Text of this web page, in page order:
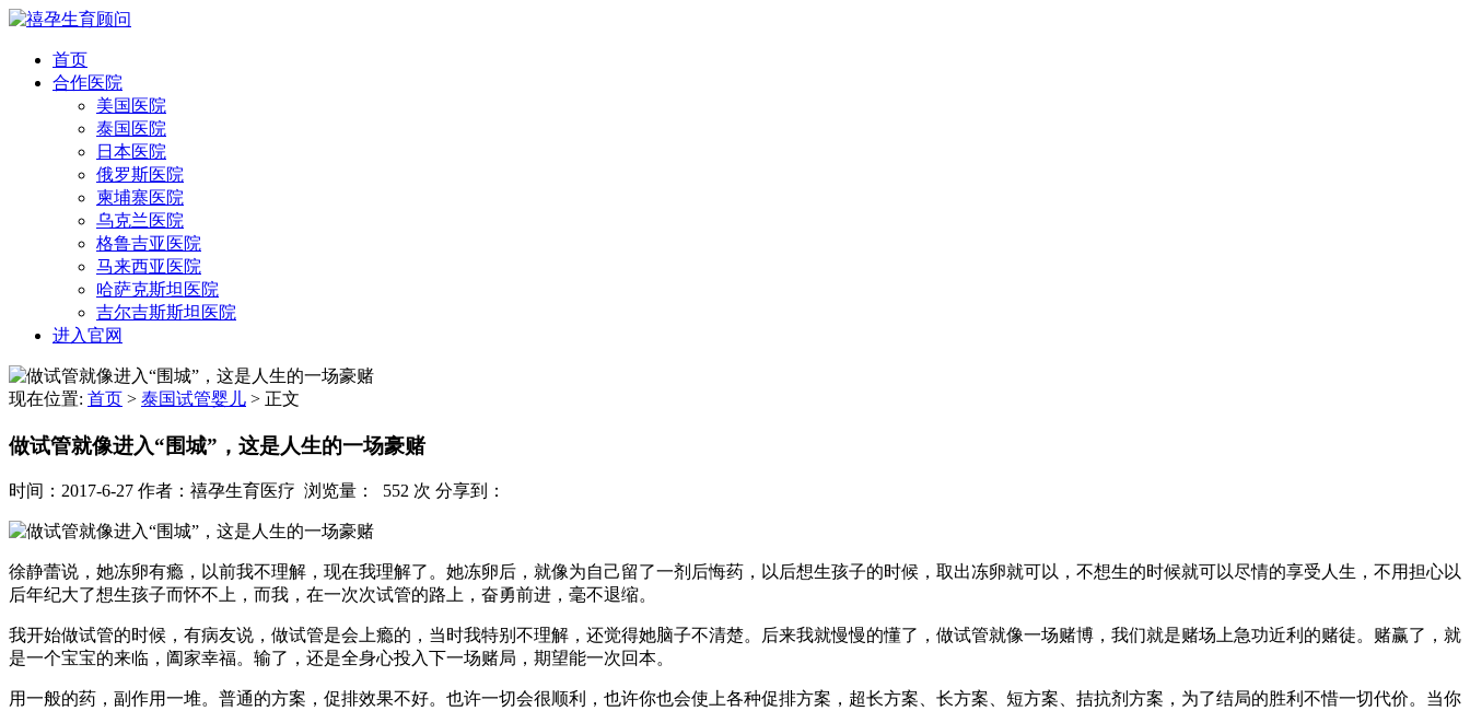
首页
合作医院
美国医院
泰国医院
日本医院
俄罗斯医院
柬埔寨医院
乌克兰医院
格鲁吉亚医院
马来西亚医院
哈萨克斯坦医院
吉尔吉斯斯坦医院
进入官网
现在位置: 首页 > 泰国试管婴儿 > 正文
做试管就像进入“围城”，这是人生的一场豪赌
时间：2017-6-27 作者：禧孕生育医疗 浏览量： 552 次 分享到：
徐静蕾说，她冻卵有瘾，以前我不理解，现在我理解了。她冻卵后，就像为自己留了一剂后悔药，以后想生孩子的时候，取出冻卵就可以，不想生的时候就可以尽情的享受人生，不用担心以
后年纪大了想生孩子而怀不上，而我，在一次次试管的路上，奋勇前进，毫不退缩。
我开始做试管的时候，有病友说，做试管是会上瘾的，当时我特别不理解，还觉得她脑子不清楚。后来我就慢慢的懂了，做试管就像一场赌博，我们就是赌场上急功近利的赌徒。赌赢了，就
是一个宝宝的来临，阖家幸福。输了，还是全身心投入下一场赌局，期望能一次回本。
用一般的药，副作用一堆。普通的方案，促排效果不好。也许一切会很顺利，也许你也会使上各种促排方案，超长方案、长方案、短方案、拮抗剂方案，为了结局的胜利不惜一切代价。当你